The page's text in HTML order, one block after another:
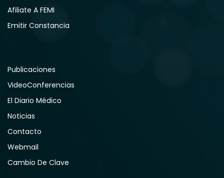
Afiliate A FEMI
Emitir Constancia
Publicaciones
VideoConferencias
El Diario Médico
Noticias
Contacto
Webmail
Cambio De Clave